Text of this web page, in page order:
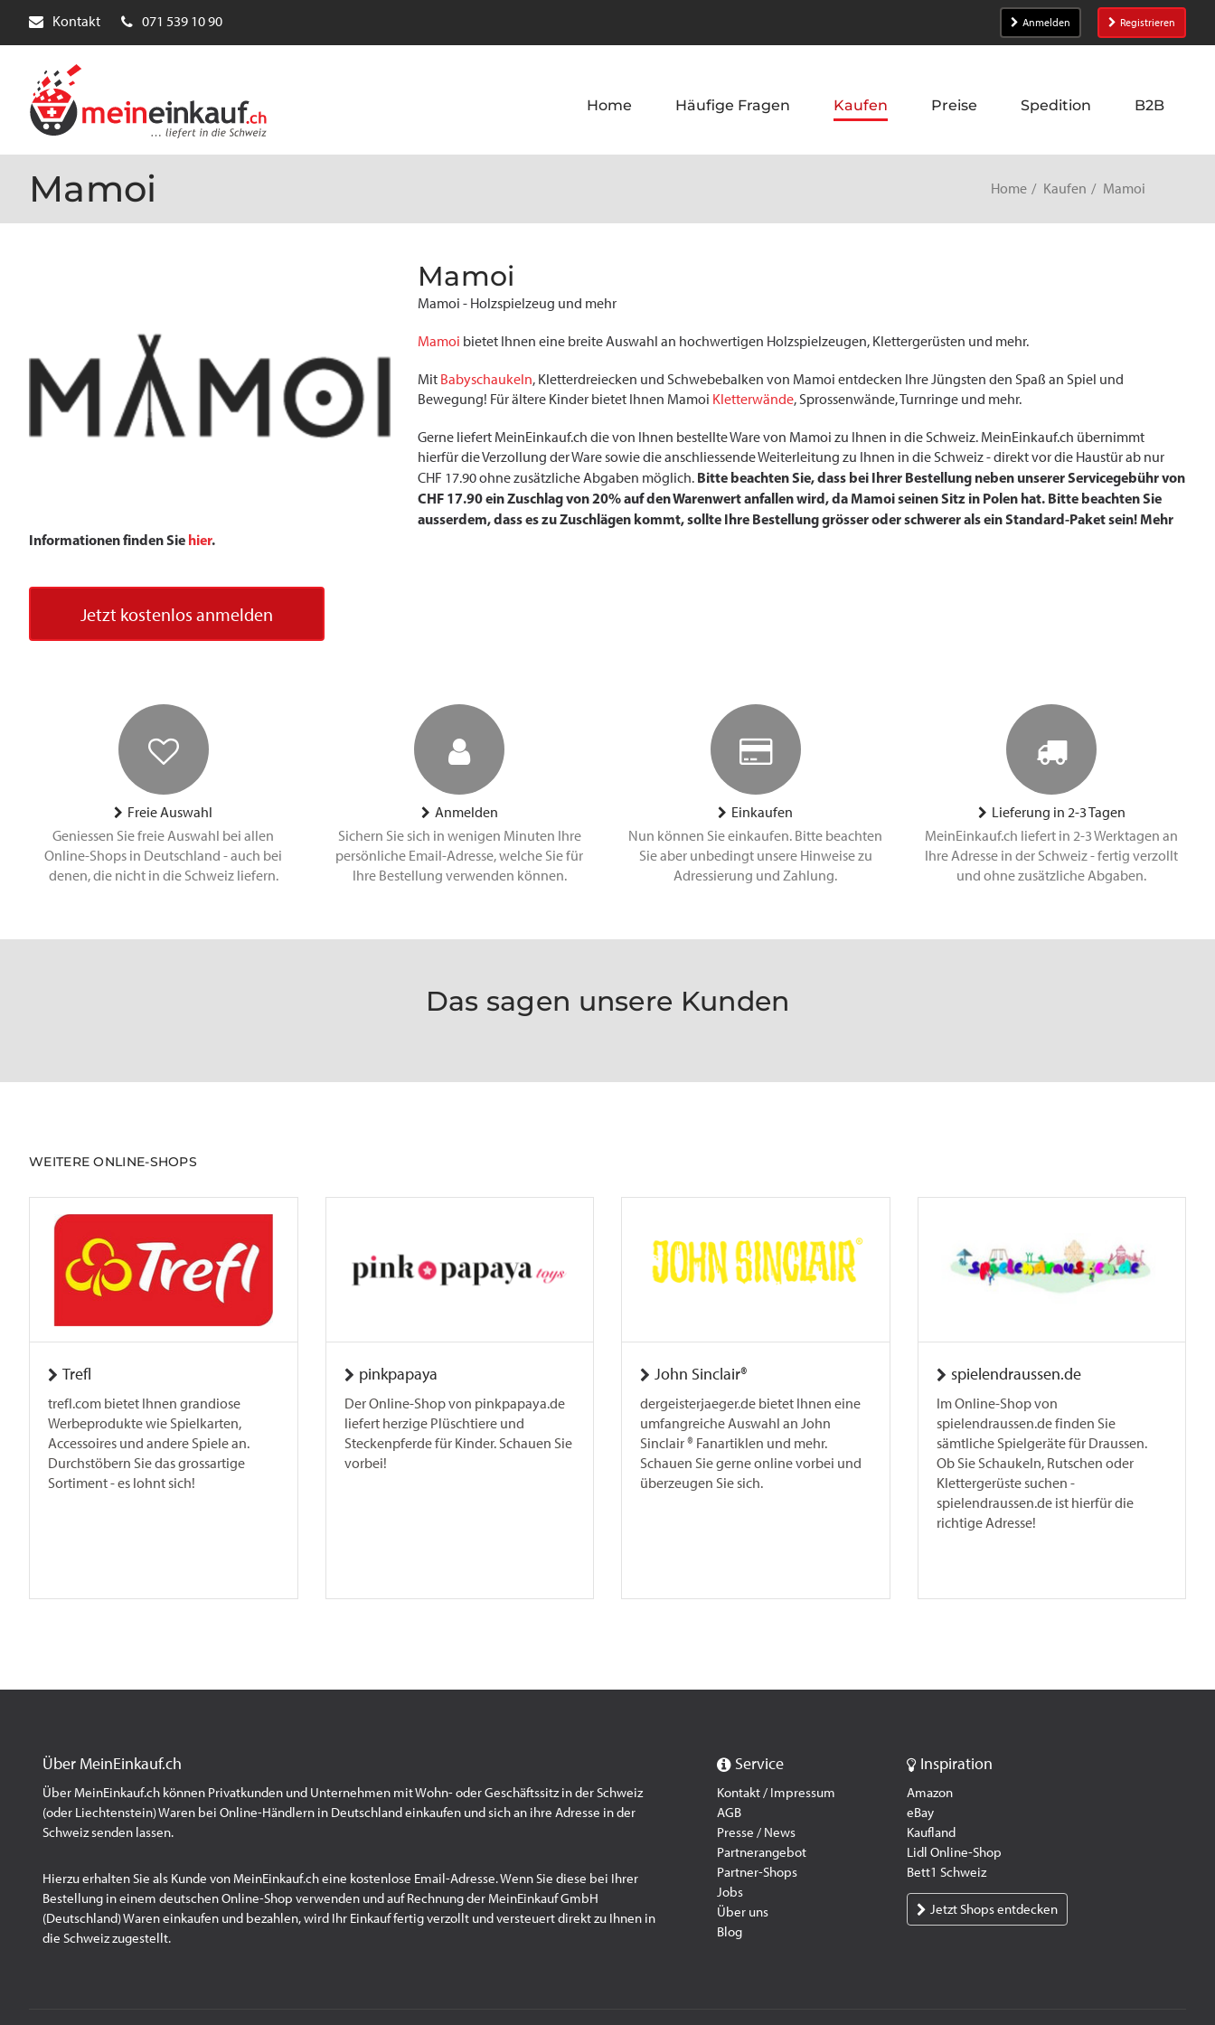
Kontakt 071 539 10 90 Anmelden Registrieren
Home Häufige Fragen Kaufen Preise Spedition B2B
Mamoi Home Kaufen Mamoi
Mamoi
Mamoi - Holzspielzeug und mehr
Mamoi bietet Ihnen eine breite Auswahl an hochwertigen Holzspielzeugen, Klettergerüsten und mehr.
Mit Babyschaukeln, Kletterdreiecken und Schwebebalken von Mamoi entdecken Ihre Jüngsten den Spaß an Spiel und
Bewegung! Für ältere Kinder bietet Ihnen Mamoi Kletterwände, Sprossenwände, Turnringe und mehr.
Gerne liefert MeinEinkauf.ch die von Ihnen bestellte Ware von Mamoi zu Ihnen in die Schweiz. MeinEinkauf.ch übernimmt
hierfür die Verzollung der Ware sowie die anschliessende Weiterleitung zu Ihnen in die Schweiz - direkt vor die Haustür ab nur
CHF 17.90 ohne zusätzliche Abgaben möglich. Bitte beachten Sie, dass bei Ihrer Bestellung neben unserer Servicegebühr von
CHF 17.90 ein Zuschlag von 20% auf den Warenwert anfallen wird, da Mamoi seinen Sitz in Polen hat. Bitte beachten Sie
ausserdem, dass es zu Zuschlägen kommt, sollte Ihre Bestellung grösser oder schwerer als ein Standard-Paket sein! Mehr
Informationen finden Sie hier.
Jetzt kostenlos anmelden
Freie Auswahl
Geniessen Sie freie Auswahl bei allen
Online-Shops in Deutschland - auch bei
denen, die nicht in die Schweiz liefern.
Anmelden
Sichern Sie sich in wenigen Minuten Ihre
persönliche Email-Adresse, welche Sie für
Ihre Bestellung verwenden können.
Einkaufen
Nun können Sie einkaufen. Bitte beachten
Sie aber unbedingt unsere Hinweise zu
Adressierung und Zahlung.
Lieferung in 2-3 Tagen
MeinEinkauf.ch liefert in 2-3 Werktagen an
Ihre Adresse in der Schweiz - fertig verzollt
und ohne zusätzliche Abgaben.
Das sagen unsere Kunden
WEITERE ONLINE-SHOPS
Trefl
trefl.com bietet Ihnen grandiose
Werbeprodukte wie Spielkarten,
Accessoires und andere Spiele an.
Durchstöbern Sie das grossartige
Sortiment - es lohnt sich!
pinkpapaya
Der Online-Shop von pinkpapaya.de
liefert herzige Plüschtiere und
Steckenpferde für Kinder. Schauen Sie
vorbei!
John Sinclair®
dergeisterjaeger.de bietet Ihnen eine
umfangreiche Auswahl an John
Sinclair ® Fanartiklen und mehr.
Schauen Sie gerne online vorbei und
überzeugen Sie sich.
spielendraussen.de
Im Online-Shop von
spielendraussen.de finden Sie
sämtliche Spielgeräte für Draussen.
Ob Sie Schaukeln, Rutschen oder
Klettergerüste suchen -
spielendraussen.de ist hierfür die
richtige Adresse!
Über MeinEinkauf.ch
Über MeinEinkauf.ch können Privatkunden und Unternehmen mit Wohn- oder Geschäftssitz in der Schweiz
(oder Liechtenstein) Waren bei Online-Händlern in Deutschland einkaufen und sich an ihre Adresse in der
Schweiz senden lassen.
Hierzu erhalten Sie als Kunde von MeinEinkauf.ch eine kostenlose Email-Adresse. Wenn Sie diese bei Ihrer
Bestellung in einem deutschen Online-Shop verwenden und auf Rechnung der MeinEinkauf GmbH
(Deutschland) Waren einkaufen und bezahlen, wird Ihr Einkauf fertig verzollt und versteuert direkt zu Ihnen in
die Schweiz zugestellt.
Service
Kontakt / Impressum
AGB
Presse / News
Partnerangebot
Partner-Shops
Jobs
Über uns
Blog
Inspiration
Amazon
eBay
Kaufland
Lidl Online-Shop
Bett1 Schweiz
Jetzt Shops entdecken